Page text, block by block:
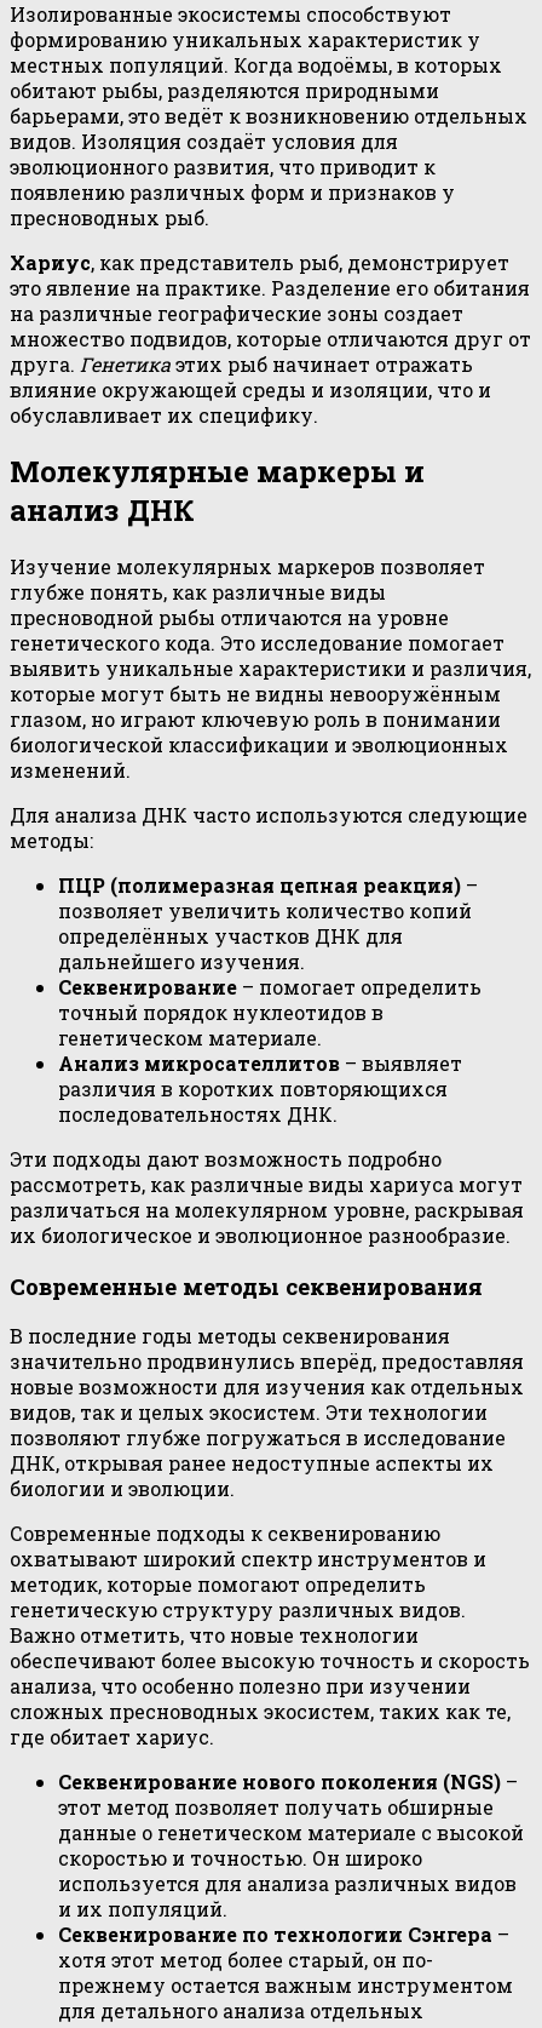
Изолированные экосистемы способствуют
формированию уникальных характеристик у
местных популяций. Когда водоёмы, в которых
обитают рыбы, разделяются природными
барьерами, это ведёт к возникновению отдельных
видов. Изоляция создаёт условия для
эволюционного развития, что приводит к
появлению различных форм и признаков у
пресноводных рыб.
Хариус, как представитель рыб, демонстрирует
это явление на практике. Разделение его обитания
на различные географические зоны создает
множество подвидов, которые отличаются друг от
друга. Генетикаэтих рыб начинает отражать
влияние окружающей среды и изоляции, что и
обуславливает их специфику.
Молекулярные маркеры и
анализ ДНК
Изучение молекулярных маркеров позволяет
глубже понять, как различные виды
пресноводной рыбы отличаются на уровне
генетического кода. Это исследование помогает
выявить уникальные характеристики и различия,
которые могут быть не видны невооружённым
глазом, но играют ключевую роль в понимании
биологической классификации и эволюционных
изменений.
Для анализа ДНК часто используются следующие
методы:
ПЦР (полимеразная цепная реакция) –
позволяет увеличить количество копий
определённых участков ДНК для
дальнейшего изучения.
Секвенирование – помогает определить
точный порядок нуклеотидов в
генетическом материале.
Анализ микросателлитов – выявляет
различия в коротких повторяющихся
последовательностях ДНК.
Эти подходы дают возможность подробно
рассмотреть, как различные виды хариуса могут
различаться на молекулярном уровне, раскрывая
их биологическое и эволюционное разнообразие.
Современные методы секвенирования
В последние годы методы секвенирования
значительно продвинулись вперёд, предоставляя
новые возможности для изучения как отдельных
видов, так и целых экосистем. Эти технологии
позволяют глубже погружаться в исследование
ДНК, открывая ранее недоступные аспекты их
биологии и эволюции.
Современные подходы к секвенированию
охватывают широкий спектр инструментов и
методик, которые помогают определить
генетическую структуру различных видов.
Важно отметить, что новые технологии
обеспечивают более высокую точность и скорость
анализа, что особенно полезно при изучении
сложных пресноводных экосистем, таких как те,
где обитает хариус.
Секвенирование нового поколения (NGS) –
этот метод позволяет получать обширные
данные о генетическом материале с высокой
скоростью и точностью. Он широко
используется для анализа различных видов
и их популяций.
Секвенирование по технологии Сэнгера –
хотя этот метод более старый, он по-
прежнему остается важным инструментом
для детального анализа отдельных